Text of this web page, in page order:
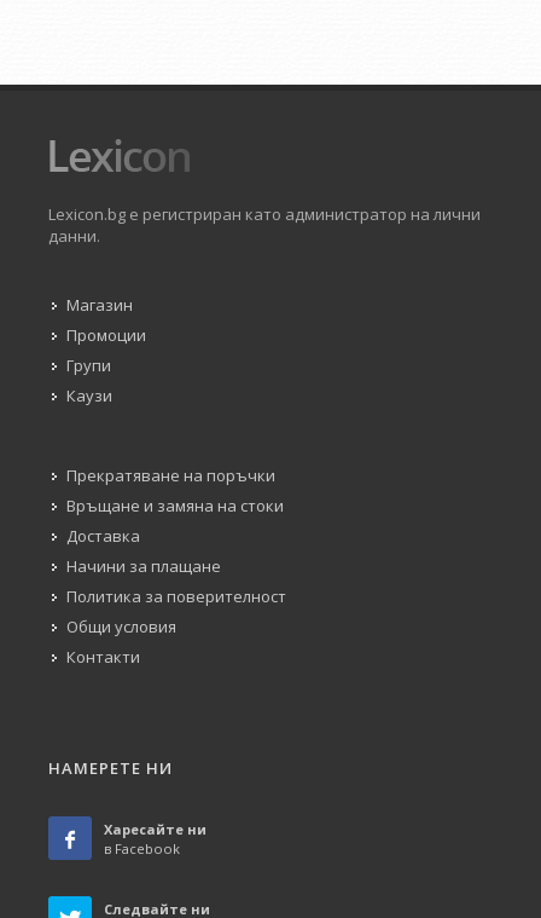
Lexicon.bg е регистриран като администратор на лични
данни.
Магазин
Промоции
Групи
Каузи
Прекратяване на поръчки
Връщане и замяна на стоки
Доставка
Начини за плащане
Политика за поверителност
Общи условия
Контакти
НАМЕРЕТЕ НИ
Харесайте ни
в Facebook
Следвайте ни